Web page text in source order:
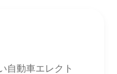
自動車エレクト